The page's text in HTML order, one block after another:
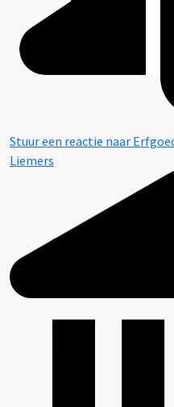
Stuur een reactie naar
Liemers